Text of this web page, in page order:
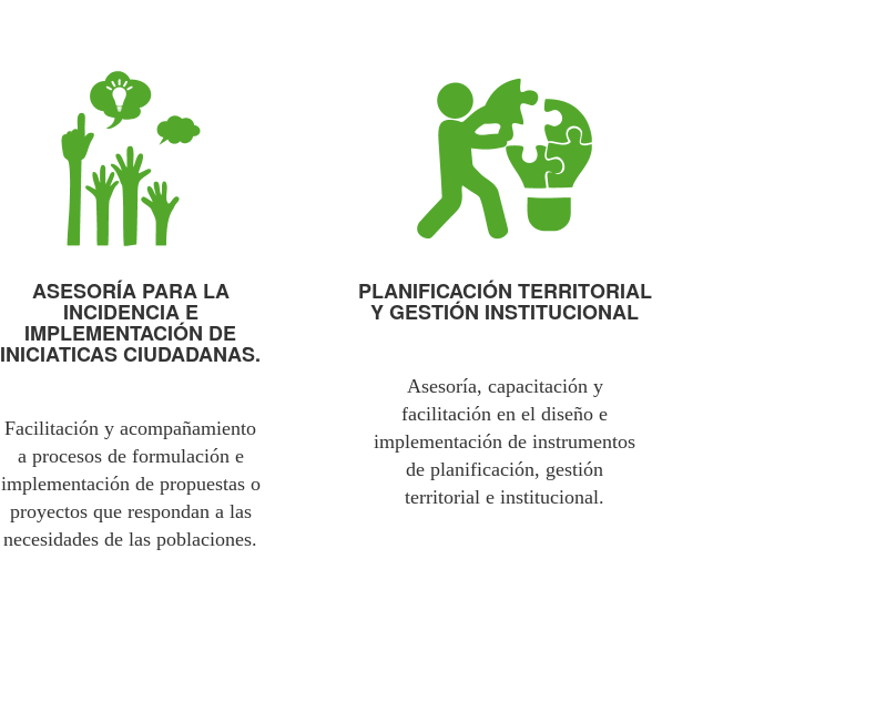
ASESORÍA PARA LA
INCIDENCIA E
IMPLEMENTACIÓN DE
INICIATICAS CIUDADANAS.
Facilitación y acompañamiento
a procesos de formulación e
implementación de propuestas o
proyectos que respondan a las
necesidades de las poblaciones.
PLANIFICACIÓN TERRITORIAL
Y GESTIÓN INSTITUCIONAL
Asesoría, capacitación y
facilitación en el diseño e
implementación de instrumentos
de planificación, gestión
territorial e institucional.